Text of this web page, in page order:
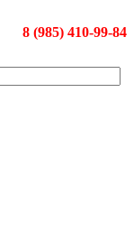
8 (985) 410-99-84